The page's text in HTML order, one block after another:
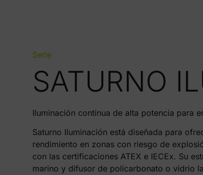
Serie
SATURNO
Iluminación continua de alta potencia para
Saturno Iluminación está diseñada para
rendimiento en zonas con riesgo de
con las certificaciones ATEX e IECEx. Su
marino y difusor de policarbonato o vidrio